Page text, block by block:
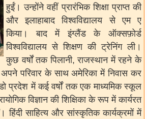
हुईं। उन्होंने वहीं प्रारंभिक शिक्षा प्राप्त की
और इलाहाबाद विश्वविद्यालय से एम ए
किया। बाद में इंग्लैंड के ऑक्सफ़ोर्ड
विश्वविद्यालय से शिक्षण की ट्रेनिंग ली।
कुछ वर्षों तक पिलानी, राजस्थान में रहने के
परिवार के साथ अमेरिका में निवास कर
प्रदेश में कई वर्षों तक एक माध्यमिक स्कूल
विज्ञान की शिक्षिका के रूप में कार्यरत
हिंदी साहित्य और सांस्कृतिक कार्यक्रमों में